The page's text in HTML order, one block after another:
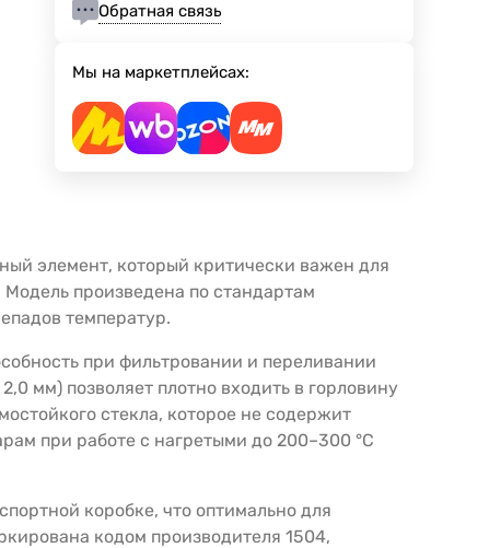
Обратная связь
Мы на маркетплейсах:
элемент, который критически важен для
произведена по стандартам
температур.
при фильтровании и переливании
мм) позволяет плотно входить в горловину
стекла, которое не содержит
при работе с нагретыми до 200–300 °C
коробке, что оптимально для
кодом производителя 1504,